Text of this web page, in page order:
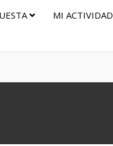
MI ACTIVIDAD